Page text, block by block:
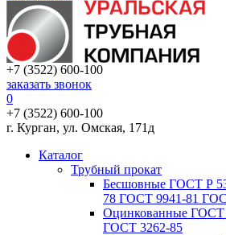
+7 (3522) 600-100
заказать звонок
0
+7 (3522) 600-100
г. Курган, ул. Омская, 171д
Каталог
Трубный прокат
Беcшовные ГОСТ Р
78 ГОСТ 9941-81
Оцинкованные ГОСТ
ГОСТ 3262-85